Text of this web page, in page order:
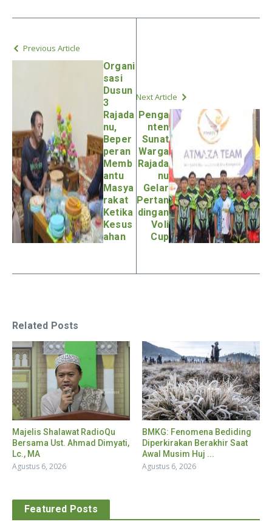
Previous Article
Organi
sasi
Dusun
3
Rajada
nu,
Beper
peran
Memb
antu
Masya
rakat
Ketika
Kesus
ahan
Next Article
Penga
nten
Sunat
Warga
Rajada
nu
Gelar
Pertan
dingan
Voli
Cup
Related Posts
Majelis Shalawat RadioQu
Bersama Ust. Ahmad Dimyati,
Lc., MA
Agustus 6, 2026
BMKG: Fenomena Bediding
Diperkirakan Berakhir Saat
Awal Musim Huj ...
Agustus 6, 2026
Featured Posts